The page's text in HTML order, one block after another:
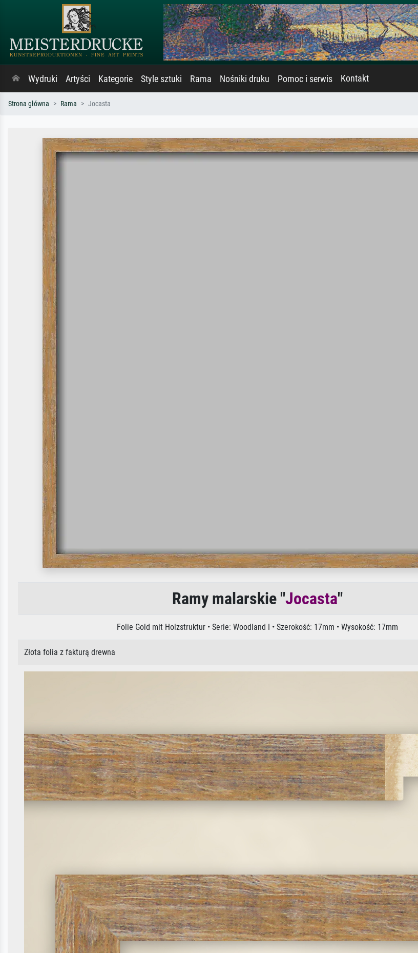
Wydruki Artyści Kategorie Style sztuki Rama Nośniki druku Pomoc i serwis Kontakt
Strona główna Rama Jocasta
Ramy malarskie "Jocasta"
Folie Gold mit Holzstruktur • Serie: Woodland I • Szerokość: 17mm • Wysokość: 17mm
Złota folia z fakturą drewna